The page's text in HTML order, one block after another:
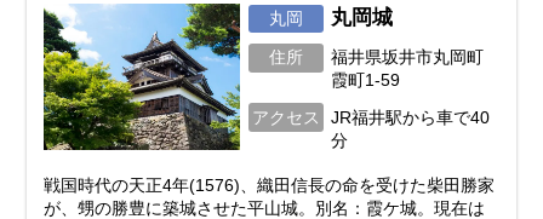
丸岡 丸岡城
住所
福井県坂井市丸岡町
霞町1-59
アクセス
JR福井駅から車で40
分
戦国時代の天正4年(1576)、織田信長の命を受けた柴田勝家
が、甥の勝豊に築城させた平山城。別名：霞ケ城。現在は